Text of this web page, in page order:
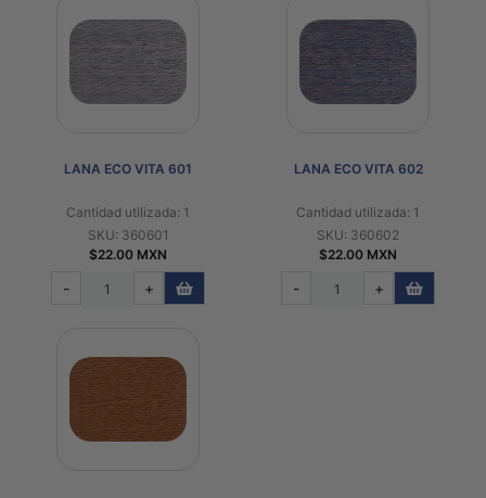
LANA ECO VITA 601
Cantidad utilizada: 1
SKU: 360601
$22.00 MXN
- +
LANA ECO VITA 602
Cantidad utilizada: 1
SKU: 360602
$22.00 MXN
- +